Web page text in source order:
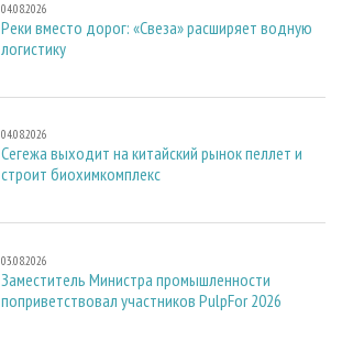
04.08.2026
Реки вместо дорог: «Свеза» расширяет водную
логистику
04.08.2026
Сегежа выходит на китайский рынок пеллет и
строит биохимкомплекс
03.08.2026
Заместитель Министра промышленности
поприветствовал участников PulpFor 2026